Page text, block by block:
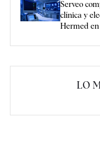
Serveo
clínica y
Hermed
LO